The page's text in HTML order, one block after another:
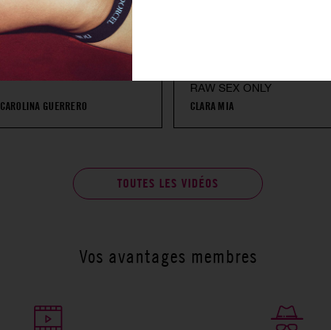
CAROLINA GUERRERO
RAW SEX ONLY
CLARA MIA
TOUTES LES VIDÉOS
Vos avantages membres